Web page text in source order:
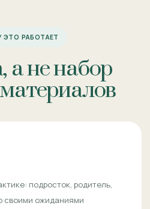
ЭТО РАБОТАЕТ
а не набор
подросток, родитель,
своими ожиданиями